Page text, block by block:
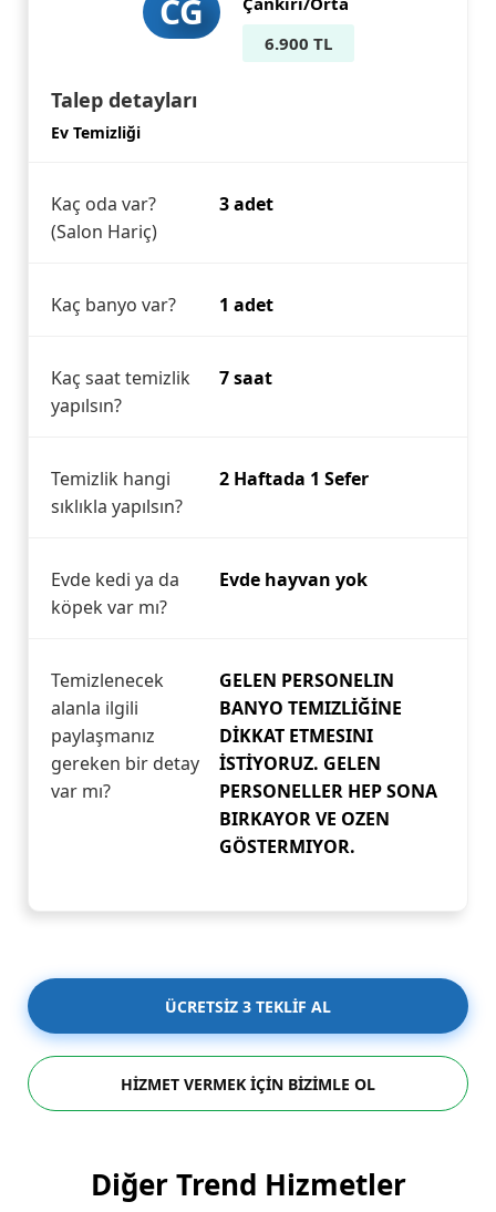
CG
6.900 TL
Talep detayları
Ev Temizliği
Kaç oda var?
(Salon Hariç)
3 adet
Kaç banyo var? 1 adet
Kaç saat temizlik
yapılsın?
7 saat
Temizlik hangi
sıklıkla yapılsın?
2 Haftada 1 Sefer
Evde kedi ya da
köpek var mı?
Evde hayvan yok
Temizlenecek
alanla ilgili
paylaşmanız
gereken bir detay
var mı?
GELEN PERSONELIN
BANYO TEMIZLİĞİNE
DİKKAT ETMESINI
İSTİYORUZ. GELEN
PERSONELLER HEP SONA
BIRKAYOR VE OZEN
GÖSTERMIYOR.
ÜCRETSİZ 3 TEKLİF AL
HİZMET VERMEK İÇİN BİZİMLE OL
Diğer Trend Hizmetler